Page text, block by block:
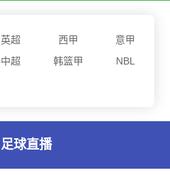
英超 西甲
意甲
中超 韩篮甲
NBL
足球直播